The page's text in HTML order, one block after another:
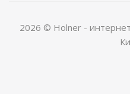
2026 © Holner -